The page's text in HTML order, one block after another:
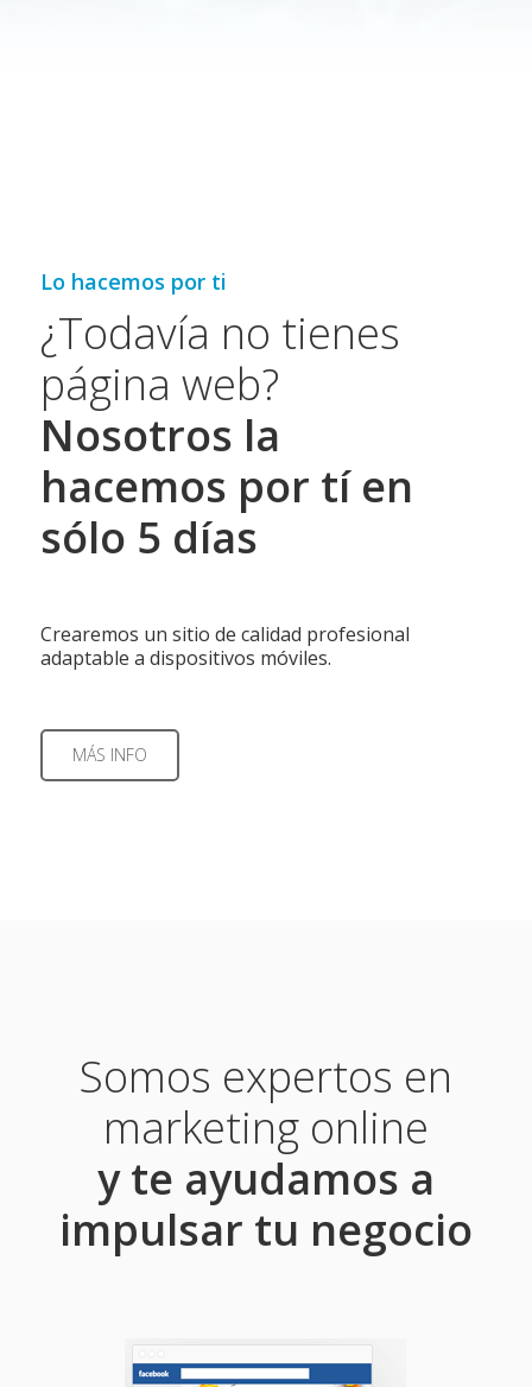
Lo hacemos por ti
¿Todavía no tienes
página web?
Nosotros la
hacemos por tí en
sólo 5 días
Crearemos un sitio de calidad profesional
adaptable a dispositivos móviles.
MÁS INFO
Somos expertos en
marketing online
y te ayudamos a
impulsar tu negocio